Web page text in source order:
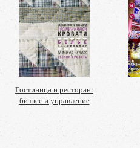
Гостиница и ресторан:
бизнес и управление